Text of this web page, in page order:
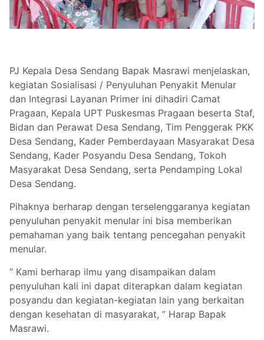
PJ Kepala Desa Sendang Bapak Masrawi menjelaskan,
kegiatan Sosialisasi / Penyuluhan Penyakit Menular
dan Integrasi Layanan Primer ini dihadiri Camat
Pragaan, Kepala UPT Puskesmas Pragaan beserta Staf,
Bidan dan Perawat Desa Sendang, Tim Penggerak PKK
Desa Sendang, Kader Pemberdayaan Masyarakat Desa
Sendang, Kader Posyandu Desa Sendang, Tokoh
Masyarakat Desa Sendang, serta Pendamping Lokal
Desa Sendang.
Pihaknya berharap dengan terselenggaranya kegiatan
penyuluhan penyakit menular ini bisa memberikan
pemahaman yang baik tentang pencegahan penyakit
menular.
” Kami berharap ilmu yang disampaikan dalam
penyuluhan kali ini dapat diterapkan dalam kegiatan
posyandu dan kegiatan-kegiatan lain yang berkaitan
dengan kesehatan di masyarakat, ” Harap Bapak
Masrawi.